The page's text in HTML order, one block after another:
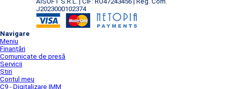
J2023000102374
Navigare
Meniu
Finanțări
Comunicate de presă
Servicii
Știri
Contul meu
C9 - Digitalizare IMM